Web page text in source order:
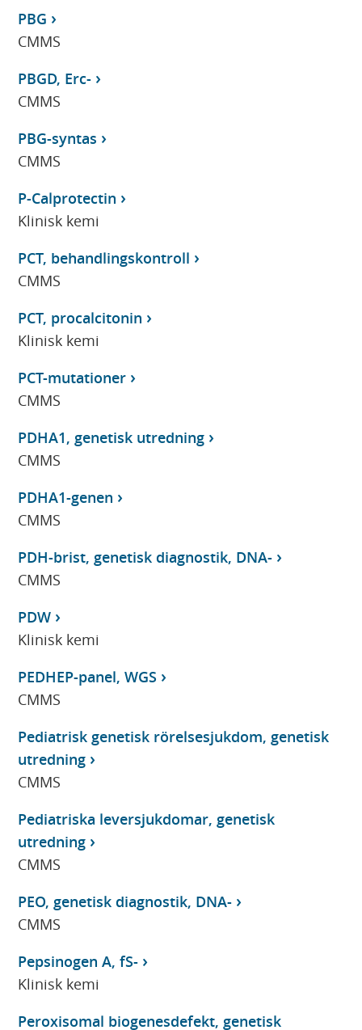
PBG
CMMS
PBGD, Erc-
CMMS
PBG-syntas
CMMS
P-Calprotectin
Klinisk kemi
PCT, behandlingskontroll
CMMS
PCT, procalcitonin
Klinisk kemi
PCT-mutationer
CMMS
PDHA1, genetisk utredning
CMMS
PDHA1-genen
CMMS
PDH-brist, genetisk diagnostik, DNA-
CMMS
PDW
Klinisk kemi
PEDHEP-panel, WGS
CMMS
Pediatrisk genetisk rörelsesjukdom, genetisk
utredning
CMMS
Pediatriska leversjukdomar, genetisk
utredning
CMMS
PEO, genetisk diagnostik, DNA-
CMMS
Pepsinogen A, fS-
Klinisk kemi
Peroxisomal biogenesdefekt, genetisk